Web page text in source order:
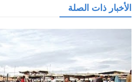
الأخبار ذات الصلة